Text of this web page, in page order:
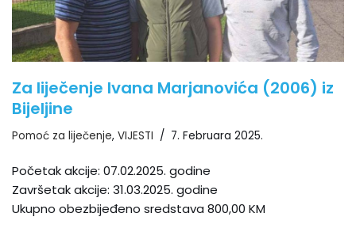
Za liječenje Ivana Marjanovića (2006) iz
Bijeljine
Pomoć za liječenje, VIJESTI 7. Februara 2025.
Početak akcije: 07.02.2025. godine
Završetak akcije: 31.03.2025. godine
Ukupno obezbijeđeno sredstava 800,00 KM